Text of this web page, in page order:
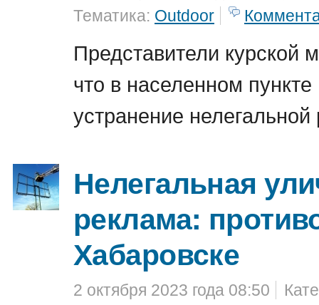
Тематика: Outdoor
Представители курской
что в населенном
устранение
Нелегальная
реклама:
Хабаровске
2 октября 2023 года 08:50